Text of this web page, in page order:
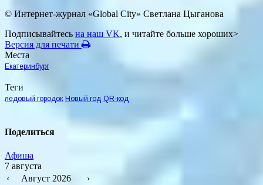
© Интернет-журнал «Global City» Светлана Цыганова
Подписывайтесь на наш VK, и читайте больше хороших>
Версия для печати
Места
Екатеринбург
Теги
ледовый городок Новый год QR-код
Поделиться
Афиша
7 августа
‹
Август 2026
›